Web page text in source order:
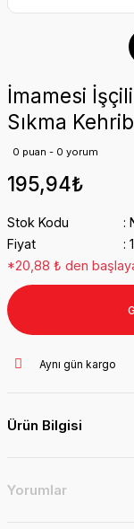
İmamesi
Sıkma
0 puan - 0 yorum
195,94₺
Stok Kodu
Fiyat
*20,88 ₺ den
Aynı gün kargo
Ürün Bilgisi
Yorumlar